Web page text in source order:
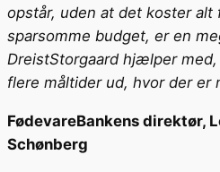
opstår, uden at det koster alt
sparsomme budget, er en
DreistStorgaard hjælper
flere måltider ud, hvor der er
FødevareBankens direktør,
Schønberg